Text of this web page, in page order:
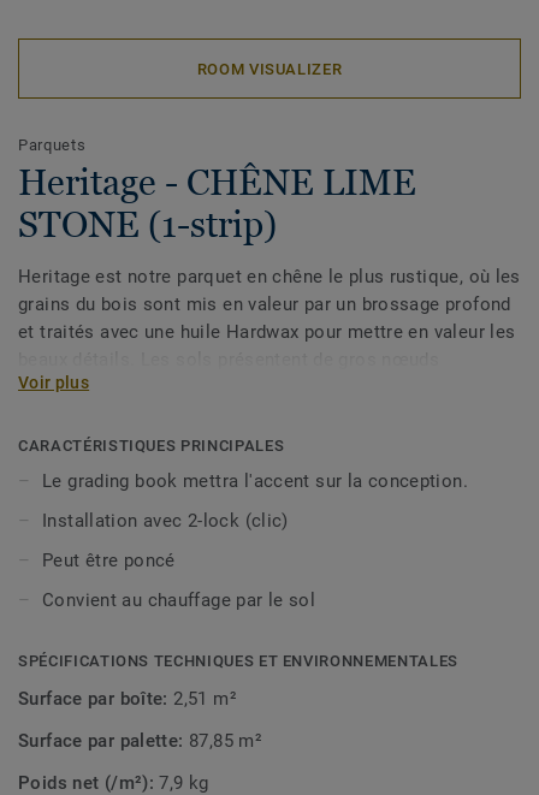
ROOM VISUALIZER
Parquets
Heritage - CHÊNE LIME
STONE (1-strip)
Heritage est notre parquet en chêne le plus rustique, où les
grains du bois sont mis en valeur par un brossage profond
et traités avec une huile Hardwax pour mettre en valeur les
imparfaitement réparés et des fissures sombres, avec des
résultat est un sol en bois attrayant avec une patine
fantastique.
Voir plus
CARACTÉRISTIQUES PRINCIPALES
Le grading book mettra l'accent sur la conception.
Installation avec 2-lock (clic)
Peut être poncé
Convient au chauffage par le sol
SPÉCIFICATIONS TECHNIQUES ET ENVIRONNEMENTALES
Surface par boîte: 2,51 m²
Surface par palette: 87,85 m²
Poids net (/m²):7,9 kg